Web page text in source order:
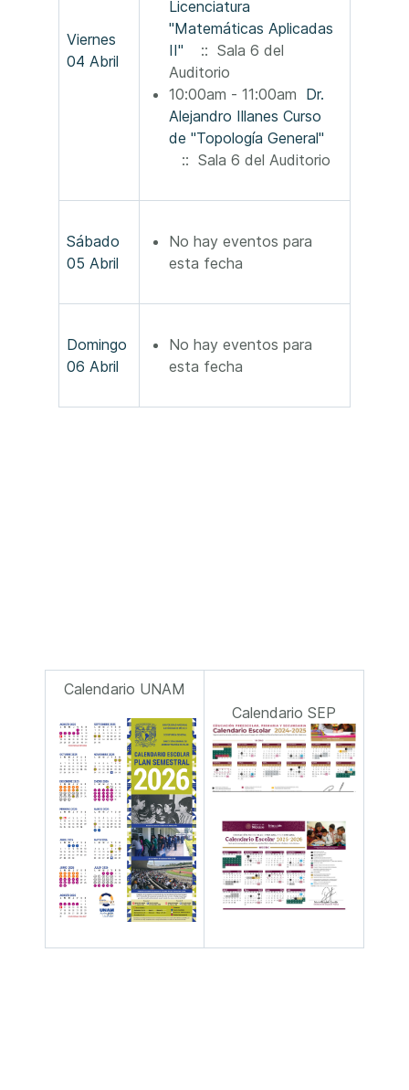
Viernes
04 Abril
Licenciatura
"Matemáticas Aplicadas
II"
:: Sala 6 del
Auditorio
10:00am - 11:00am Dr.
Alejandro Illanes Curso
de "Topología General"
:: Sala 6 del Auditorio
Sábado
05 Abril
No hay eventos para
esta fecha
Domingo
06 Abril
No hay eventos para
esta fecha
Calendario UNAM
Calendario SEP